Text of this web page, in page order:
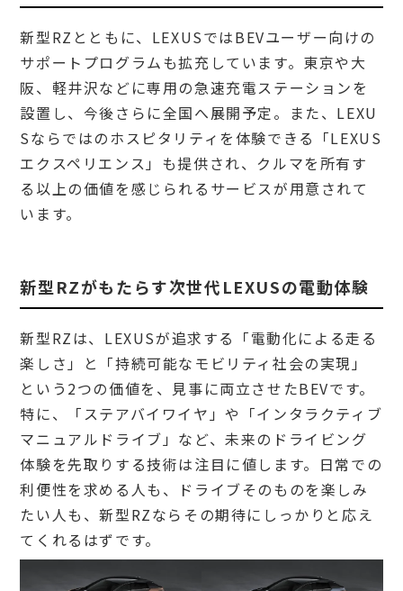
新型RZとともに、LEXUSではBEVユーザー向けの
サポートプログラムも拡充しています。東京や大
阪、軽井沢などに専用の急速充電ステーションを
設置し、今後さらに全国へ展開予定。また、LEXU
Sならではのホスピタリティを体験できる「LEXUS
エクスペリエンス」も提供され、クルマを所有す
る以上の価値を感じられるサービスが用意されて
います。
新型RZがもたらす次世代LEXUSの電動体験
新型RZは、LEXUSが追求する「電動化による走る
楽しさ」と「持続可能なモビリティ社会の実現」
という2つの価値を、見事に両立させたBEVです。
特に、「ステアバイワイヤ」や「インタラクティブ
マニュアルドライブ」など、未来のドライビング
体験を先取りする技術は注目に値します。日常での
利便性を求める人も、ドライブそのものを楽しみ
たい人も、新型RZならその期待にしっかりと応え
てくれるはずです。